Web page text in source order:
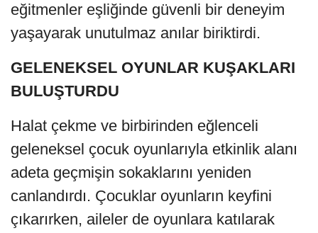
eğitmenler eşliğinde güvenli bir deneyim
yaşayarak unutulmaz anılar biriktirdi.
GELENEKSEL OYUNLAR KUŞAKLARI
BULUŞTURDU
Halat çekme ve birbirinden eğlenceli
geleneksel çocuk oyunlarıyla etkinlik alanı
adeta geçmişin sokaklarını yeniden
canlandırdı. Çocuklar oyunların keyfini
çıkarırken, aileler de oyunlara katılarak